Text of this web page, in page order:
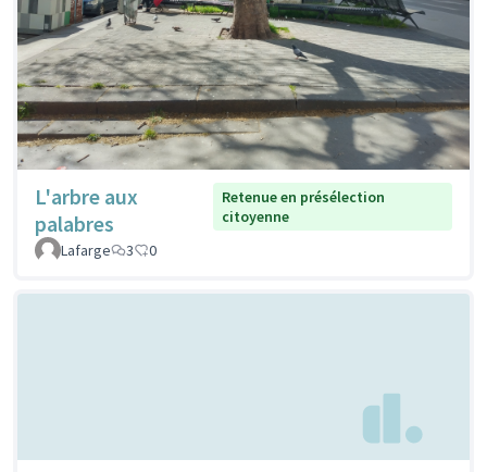
L'arbre aux
palabres
Retenue en présélection
citoyenne
Lafarge
3 0